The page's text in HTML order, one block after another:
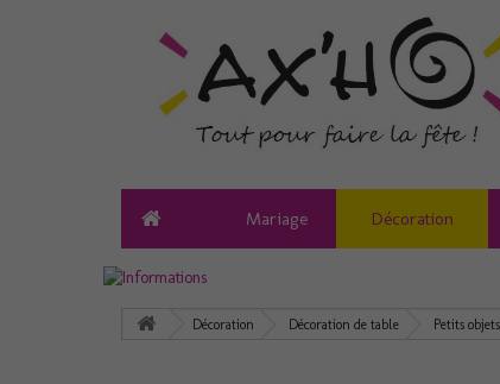
Mariage Décoration
Décoration Décoration de table Petits